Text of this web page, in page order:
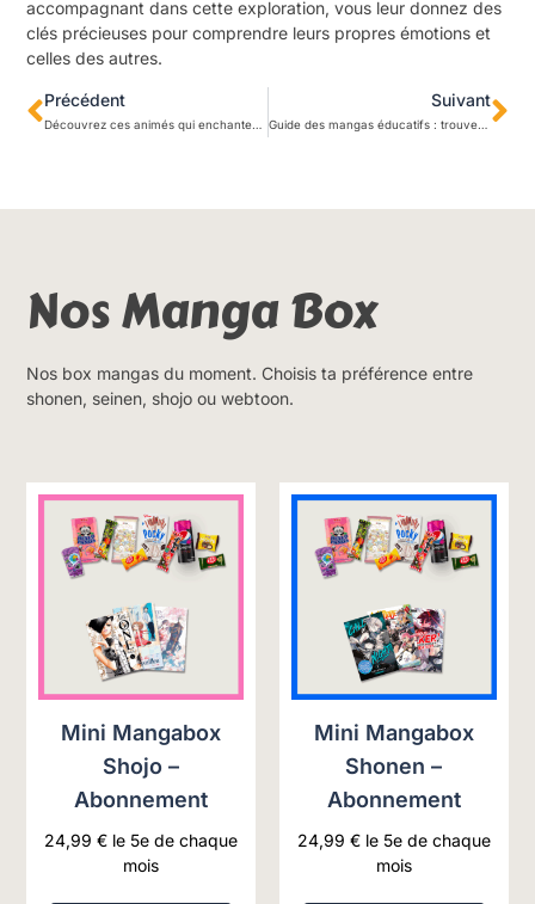
accompagnant dans cette exploration, vous leur donnez des
clés précieuses pour comprendre leurs propres émotions et
celles des autres.
Précédent Suivant
Guide des mangas éducatifs : trouvez la série parfaite selon l’âge et l’intérêt
Nos Manga Box
Nos box mangas du moment. Choisis ta préférence entre
shonen, seinen, shojo ou webtoon.
Mini Mangabox
Shojo –
Abonnement
24,99€ le 5e de chaque
mois
Mini Mangabox
Shonen –
Abonnement
24,99 € le 5e de chaque
mois